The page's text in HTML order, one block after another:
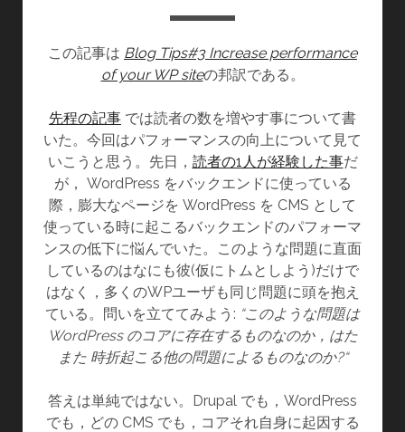
この記事は Blog Tips#3 Increase performance
of your WP siteの邦訳である。
先程の記事 では読者の数を増やす事について書
いた。今回はパフォーマンスの向上について見て
いこうと思う。先日， 読者の1人が経験した事だ
が， WordPress をバックエンドに使っている
際，膨大なページを WordPress を CMS として
使っている時に起こるバックエンドのパフォーマ
ンスの低下に悩んでいた。このような問題に直面
しているのはなにも彼(仮にトムとしよう)だけで
はなく，多くのWPユーザも同じ問題に頭を抱え
ている。問いを立ててみよう: “このような問題は
WordPress のコアに存在するものなのか，はた
また 時折起こる他の問題によるものなのか?“
答えは単純ではない。Drupal でも，WordPress
でも，どの CMS でも，コアそれ自身に起因する